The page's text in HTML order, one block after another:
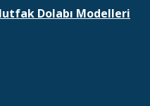
Dolabı Modelleri